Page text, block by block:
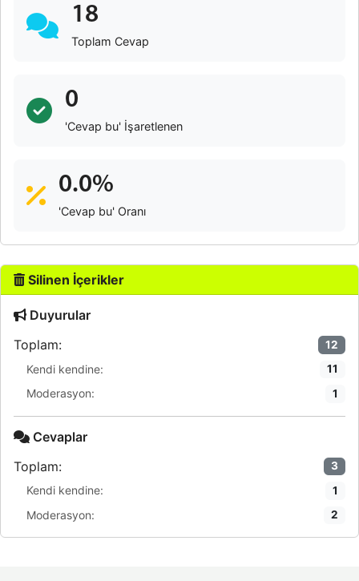
18
Toplam Cevap
0
'Cevap bu' İşaretlenen
0.0%
'Cevap bu' Oranı
Silinen İçerikler
Duyurular
Toplam:
12
Kendi kendine: 11
Moderasyon: 1
Cevaplar
Toplam:
3
Kendi kendine: 1
Moderasyon: 2